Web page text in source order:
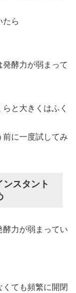
たら
酵力が弱まって
と大きくはふく
に一度試してみ
スタント
力が弱まってい
ても頻繁に開閉